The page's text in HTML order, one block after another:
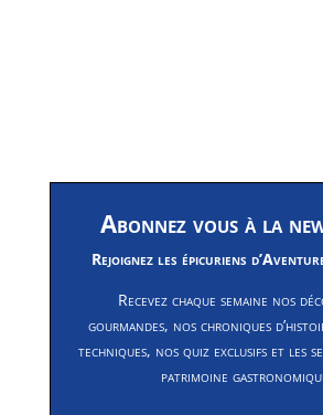
Abonnez vous à la
Rejoignez les épicuriens
Recevez chaque semaine nos
gourmandes, nos chroniques
techniques, nos quiz exclusifs et les
patrimoine